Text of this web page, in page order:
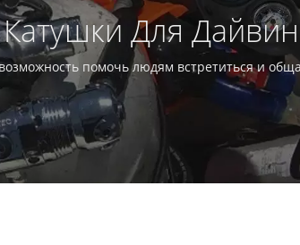
Для
Для Пальца. |
| SCUBA
помочь людям встретиться и